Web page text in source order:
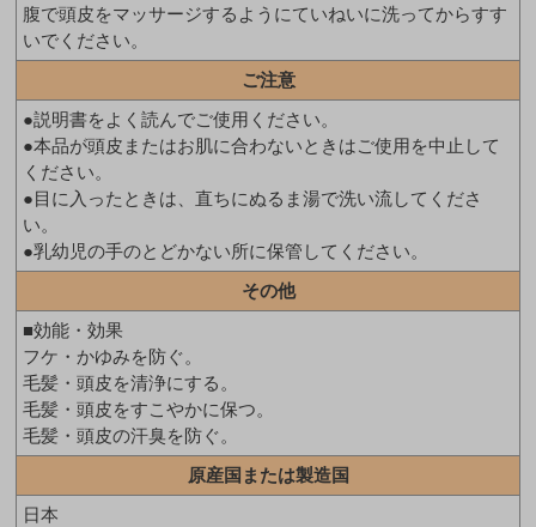
腹で頭皮をマッサージするようにていねいに洗ってからすす
いでください。
ご注意
●説明書をよく読んでご使用ください。
●本品が頭皮またはお肌に合わないときはご使用を中止して
ください。
●目に入ったときは、直ちにぬるま湯で洗い流してくださ
い。
●乳幼児の手のとどかない所に保管してください。
その他
■効能・効果
フケ・かゆみを防ぐ。
毛髪・頭皮を清浄にする。
毛髪・頭皮をすこやかに保つ。
毛髪・頭皮の汗臭を防ぐ。
原産国または製造国
日本